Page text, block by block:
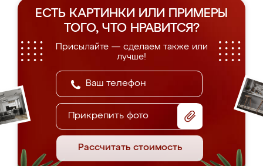
ЕСТЬ КАРТИНКИ ИЛИ ПРИМЕРЫ
ТОГО, ЧТО НРАВИТСЯ?
Присылайте — сделаем также или
лучше!
Прикрепить фото
Рассчитать стоимость